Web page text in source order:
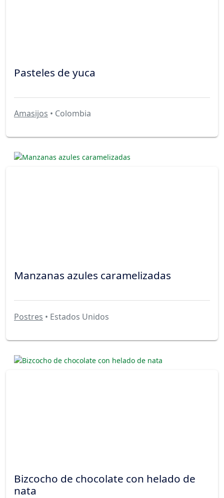
Pasteles de yuca
Amasijos • Colombia
Manzanas azules caramelizadas
Postres • Estados Unidos
Bizcocho de chocolate con helado de
nata